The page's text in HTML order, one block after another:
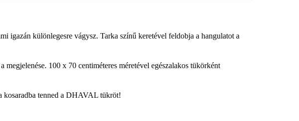
igazán különlegesre vágysz. Tarka színű keretével feldobja a hangulatot a
100 x 70 centiméteres méretével egészalakos tükörként
kosaradba tenned a DHAVAL tükröt!